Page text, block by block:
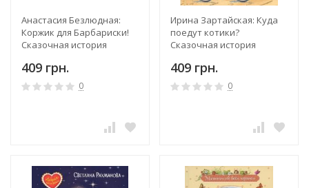
Анастасия Безлюдная:
Коржик для Барбариски!
Сказочная история
409 грн.
0
Ирина Зартайская: Куда
поедут котики?
Сказочная история
409 грн.
0